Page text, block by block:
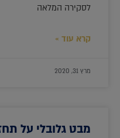
לסקירה המלאה
קרא עוד »
מרץ 31, 2020
מבט גלובלי על